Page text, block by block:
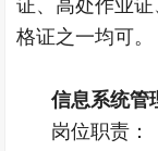
证、高处作业
格证之一均可。
信息系统管
岗位职责：